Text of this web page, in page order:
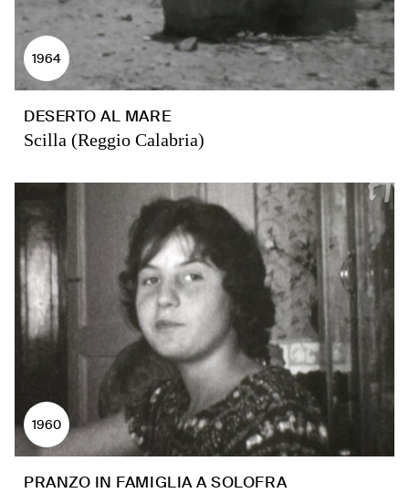
1964
DESERTO AL MARE
Scilla (Reggio Calabria)
1960
PRANZO IN FAMIGLIA A SOLOFRA